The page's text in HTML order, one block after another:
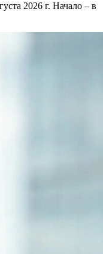
2026 г. Начало – в